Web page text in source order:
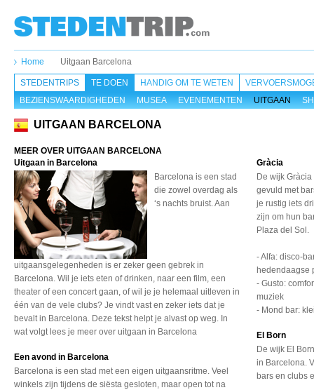
Home Uitgaan Barcelona
STEDENTRIPS
TE DOEN
BEZIENSWAARDIGHEDEN
MUSEA EVENEMENTEN UITGAAN
HANDIG OM TE WETEN
UITGAAN BARCELONA
MEER OVER UITGAAN BARCELONA
Uitgaan in Barcelona
Barcelona is een stad
die zowel overdag als
‘s nachts bruist. Aan
uitgaansgelegenheden is er zeker geen gebrek in
Barcelona. Wil je iets eten of drinken, naar een film, een
theater of een concert gaan, of wil je je helemaal uitleven in
één van de vele clubs? Je vindt vast en zeker iets dat je
bevalt in Barcelona. Deze tekst helpt je alvast op weg. In
wat volgt lees je meer over uitgaan in Barcelona
Een avond in Barcelona
Barcelona is een stad met een eigen uitgaansritme. Veel
winkels zijn tijdens de siësta gesloten, maar open tot na
Gràcia
De wijk
gevuld met
je rustig iets
zijn om hun
Plaza del Sol.
- Alfa: disco-
hedendaagse
- Gusto:
muziek
- Mond bar:
El Born
De wijk El
in Barcelona.
bars en clubs